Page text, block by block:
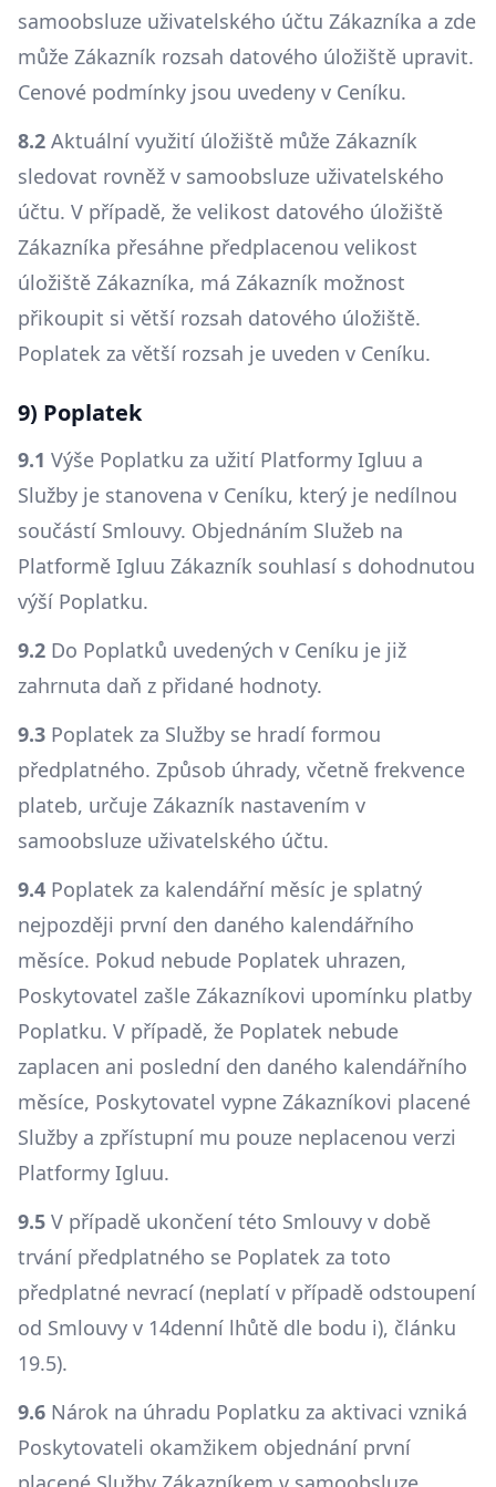
samoobsluze uživatelského účtu Zákazníka a zde
může Zákazník rozsah datového úložiště upravit.
Cenové podmínky jsou uvedeny v Ceníku.
8.2 Aktuální využití úložiště může Zákazník
sledovat rovněž v samoobsluze uživatelského
účtu. V případě, že velikost datového úložiště
Zákazníka přesáhne předplacenou velikost
úložiště Zákazníka, má Zákazník možnost
přikoupit si větší rozsah datového úložiště.
Poplatek za větší rozsah je uveden v Ceníku.
9) Poplatek
9.1 Výše Poplatku za užití Platformy Igluu a
Služby je stanovena v Ceníku, který je nedílnou
součástí Smlouvy. Objednáním Služeb na
Platformě Igluu Zákazník souhlasí s dohodnutou
výší Poplatku.
9.2 Do Poplatků uvedených v Ceníku je již
zahrnuta daň z přidané hodnoty.
9.3 Poplatek za Služby se hradí formou
předplatného. Způsob úhrady, včetně frekvence
plateb, určuje Zákazník nastavením v
samoobsluze uživatelského účtu.
9.4 Poplatek za kalendářní měsíc je splatný
nejpozději první den daného kalendářního
měsíce. Pokud nebude Poplatek uhrazen,
Poskytovatel zašle Zákazníkovi upomínku platby
Poplatku. V případě, že Poplatek nebude
zaplacen ani poslední den daného kalendářního
měsíce, Poskytovatel vypne Zákazníkovi placené
Služby a zpřístupní mu pouze neplacenou verzi
Platformy Igluu.
9.5 V případě ukončení této Smlouvy v době
trvání předplatného se Poplatek za toto
předplatné nevrací (neplatí v případě odstoupení
od Smlouvy v 14denní lhůtě dle bodu i), článku
19.5).
9.6 Nárok na úhradu Poplatku za aktivaci vzniká
Poskytovateli okamžikem objednání první